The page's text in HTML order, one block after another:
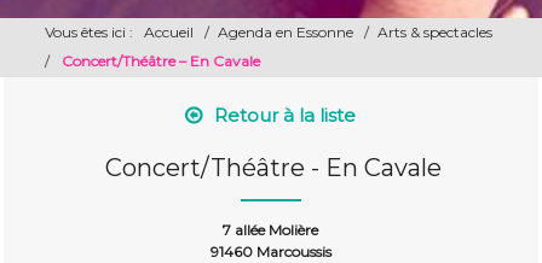
Vous êtes ici : Accueil / Agenda en Essonne / Arts & spectacles
/
​ Concert/Théâtre – En Cavale
Retour à la liste
​ Concert/Théâtre - En Cavale
7 allée Molière
91460 Marcoussis